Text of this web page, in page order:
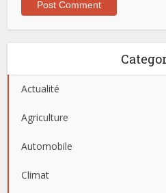
Actualité
Agriculture
Automobile
Climat